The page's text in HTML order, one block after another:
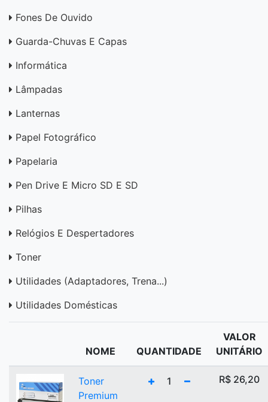
Fones De Ouvido
Guarda-Chuvas E Capas
Informática
Lâmpadas
Lanternas
Papel Fotográfico
Papelaria
Pen Drive E Micro SD E SD
Pilhas
Relógios E Despertadores
Toner
Utilidades (adaptadores, Trena...)
Utilidades Domésticas
NOME QUANTIDADE
VALOR
UNITÁRIO
Toner
Premium
1 R$ 26,20